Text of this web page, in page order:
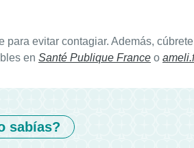
evitar contagiar. Además,
en Santé Publique France o
sabías?